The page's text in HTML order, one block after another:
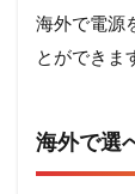
海外で電源
とができま
海外で選